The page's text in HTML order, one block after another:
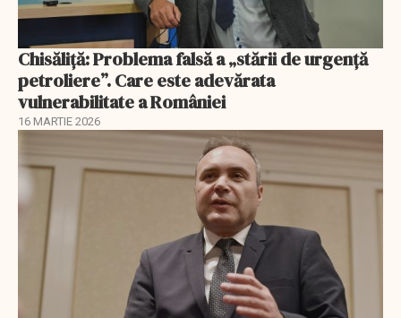
Chisăliță: Problema falsă a „stării de urgență
petroliere”. Care este adevărata
vulnerabilitate a României
16 MARTIE 2026